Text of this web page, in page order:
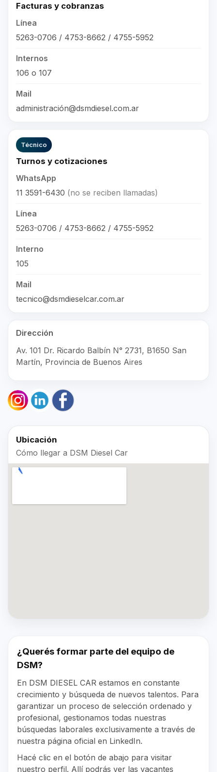
Facturas y cobranzas
Línea
5263-0706 / 4753-8662 / 4755-5952
Internos
106 o 107
Mail
administración@dsmdiesel.com.ar
Técnico
Turnos y cotizaciones
WhatsApp
11 3591-6430 (no se reciben llamadas)
Línea
5263-0706 / 4753-8662 / 4755-5952
Interno
105
Mail
tecnico@dsmdieselcar.com.ar
Dirección
Av. 101 Dr. Ricardo Balbín N° 2731, B1650 San
Martín, Provincia de Buenos Aires
Ubicación
Cómo llegar a DSM Diesel Car
¿Querés formar parte del equipo de
DSM?
En DSM DIESEL CAR estamos en constante
crecimiento y búsqueda de nuevos talentos. Para
garantizar un proceso de selección ordenado y
profesional, gestionamos todas nuestras
búsquedas laborales exclusivamente a través de
nuestra página oficial en LinkedIn.
Hacé clic en el botón de abajo para visitar
nuestro perfil. Allí podrás ver las vacantes